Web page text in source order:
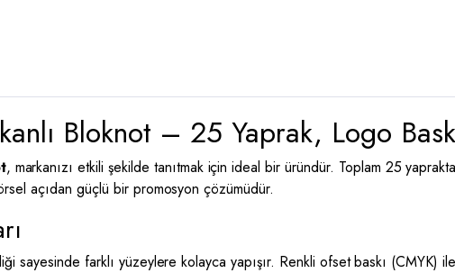
Bloknot – 25 Yaprak, Logo
, markanızı etkili şekilde tanıtmak için ideal bir üründür. Toplam 25
açıdan güçlü bir promosyon çözümüdür.
sayesinde farklı yüzeylere kolayca yapışır. Renkli ofset baskı (CMYK)